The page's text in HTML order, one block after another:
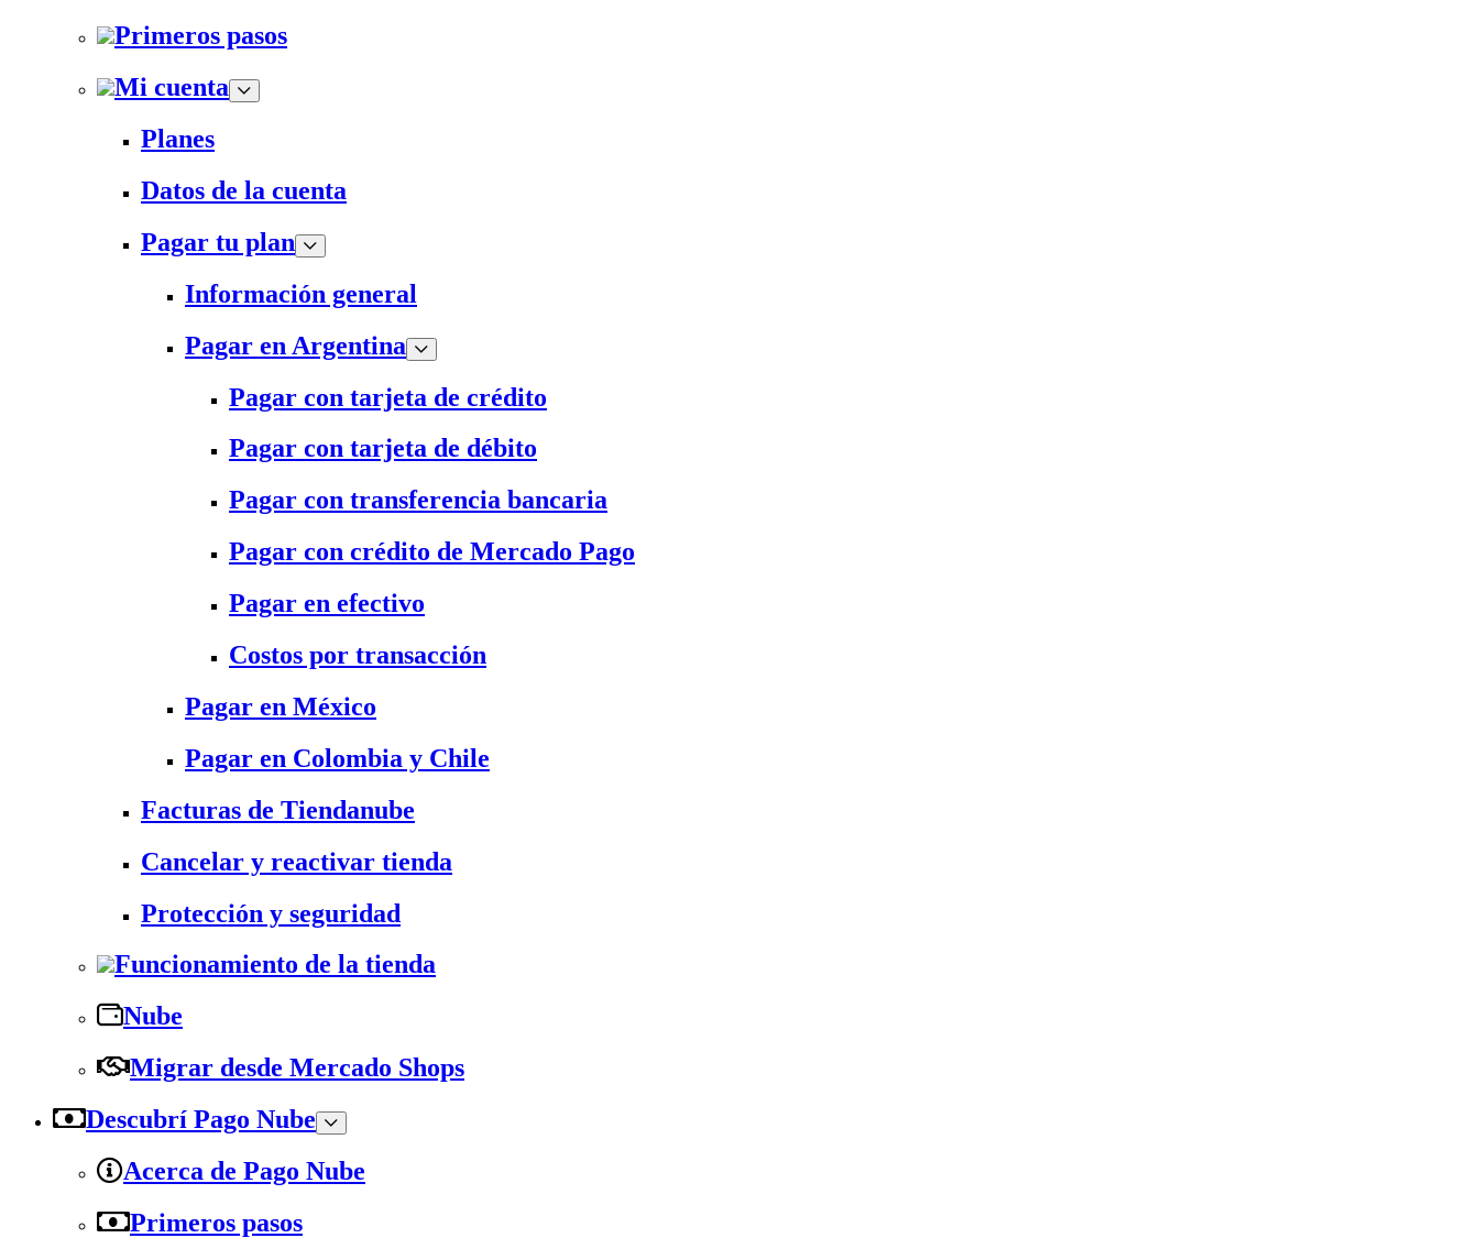
Primeros pasos
Mi cuenta
Planes
Datos de la cuenta
Pagar tu plan
Información general
Pagar en Argentina
Pagar con tarjeta de crédito
Pagar con tarjeta de débito
Pagar con transferencia bancaria
Pagar con crédito de Mercado Pago
Pagar en efectivo
Costos por transacción
Pagar en México
Pagar en Colombia y Chile
Facturas de Tiendanube
Cancelar y reactivar tienda
Protección y seguridad
Funcionamiento de la tienda
Nube
Migrar desde Mercado Shops
Descubrí Pago Nube
Acerca de Pago Nube
Primeros pasos